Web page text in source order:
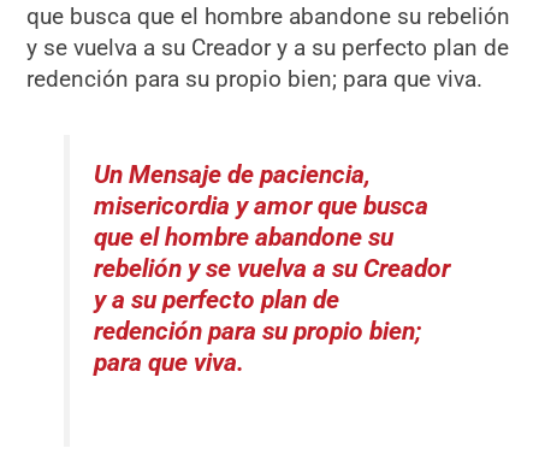
que busca que el hombre abandone su rebelión
y se vuelva a su Creador y a su perfecto plan de
redención para su propio bien; para que viva.
Un Mensaje de paciencia,
misericordia y amor que busca
que el hombre abandone su
rebelión y se vuelva a su Creador
y a su perfecto plan de
redención para su propio bien;
para que viva.